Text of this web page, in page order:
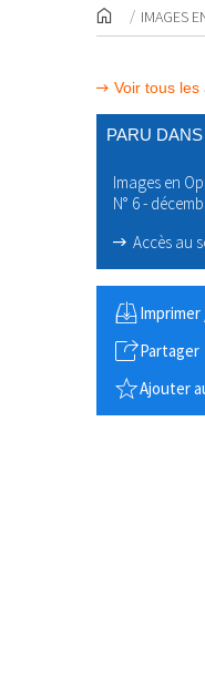
IMAGES
Voir tous les
PARU DANS
Images en
N° 6 -
Accès au
Partager
Ajouter